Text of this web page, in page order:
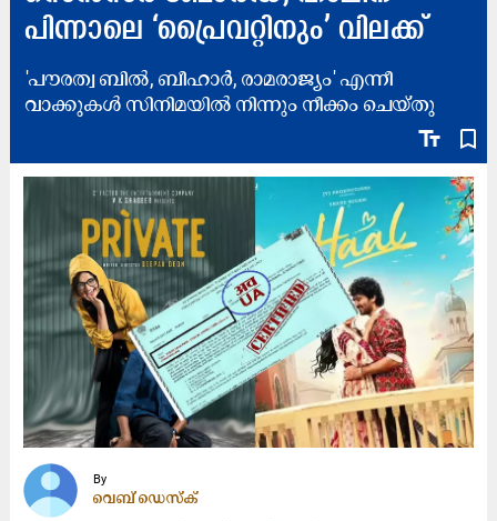
പിന്നാലെ ‘പ്രൈവറ്റിനും’ വിലക്ക്
text_fields bookmark_border
'പൗരത്വ ബിൽ, ബീഹാര്‍, രാമരാജ്യം' എന്നീ
വാക്കുകൾ സിനിമയിൽ നിന്നും നീക്കം ചെയ്തു
By
വെബ് ഡെസ്ക്